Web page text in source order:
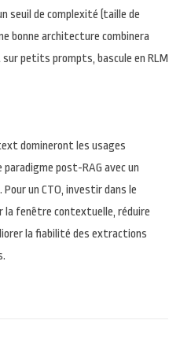
seuil de complexité (taille de
bonne architecture combinera
petits prompts, bascule en RLM
domineront les usages
post-RAG avec un
un CTO, investir dans le
la fenêtre contextuelle, réduire
la fiabilité des extractions